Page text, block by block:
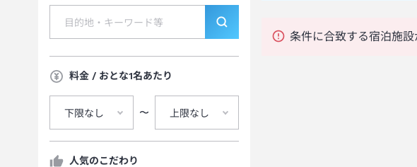
料金 / おとな1名あたり
下限なし 〜 上限なし
人気のこだわり
条件に合致する宿泊施